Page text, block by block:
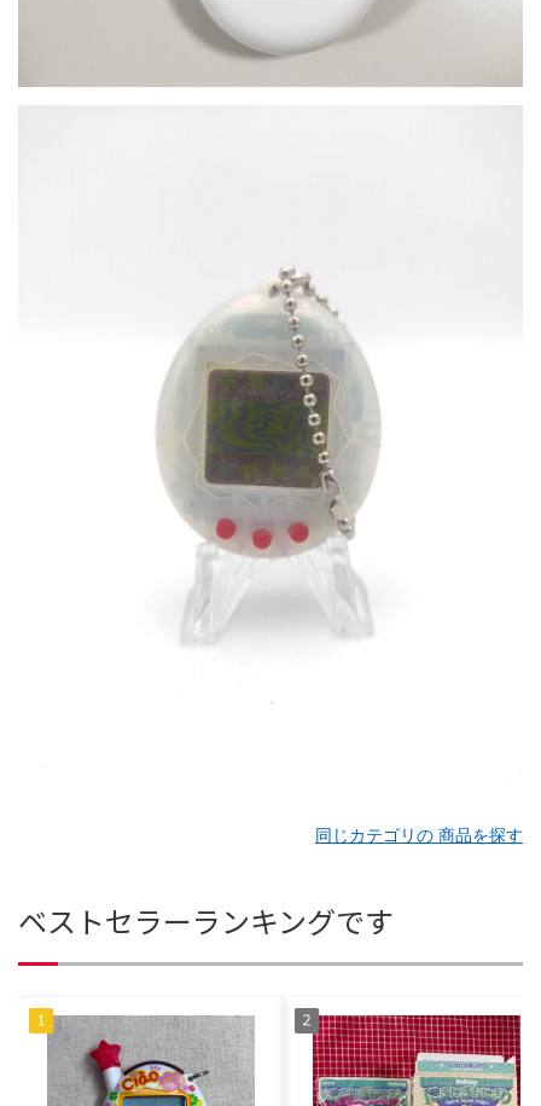
同じカテゴリの 商品を探す
ベストセラーランキングです